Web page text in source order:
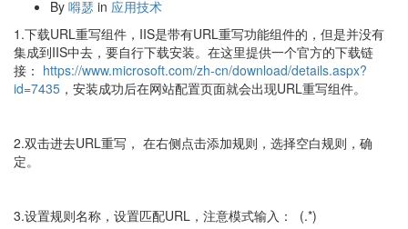
By 嘚瑟 in 应用技术
1.下载URL重写组件，IIS是带有URL重写功能组件的，但是并没有
集成到IIS中去，要自行下载安装。在这里提供一个官方的下载链
接： https://www.microsoft.com/zh-cn/download/details.aspx?
id=7435 ，安装成功后在网站配置页面就会出现URL重写组件。
2.双击进去URL重写， 在右侧点击添加规则，选择空白规则，确
定。
3.设置规则名称，设置匹配URL，注意模式输入： (.*)